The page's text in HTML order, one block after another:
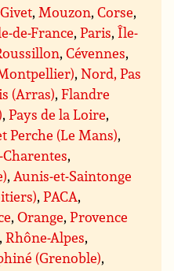
Givet, Mouzon,Corse,
de-France,Paris,Île-
,Cévennes,
,Nord, Pas
(Arras),Flandre
,Pays de la Loire,
Perche (Le Mans),
,
, Aunis-et-Saintonge
,PACA,
,Orange,Provence
,Rhône-Alpes,
(Grenoble),